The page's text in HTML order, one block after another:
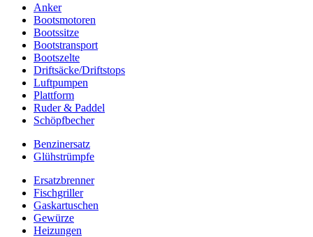
Anker
Bootsmotoren
Bootssitze
Bootstransport
Bootszelte
Driftsäcke/Driftstops
Luftpumpen
Plattform
Ruder & Paddel
Schöpfbecher
Benzinersatz
Glühstrümpfe
Ersatzbrenner
Fischgriller
Gaskartuschen
Gewürze
Heizungen